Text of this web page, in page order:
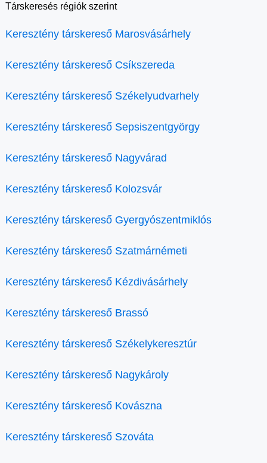
Társkeresés régiók szerint
Keresztény társkereső Marosvásárhely
Keresztény társkereső Csíkszereda
Keresztény társkereső Székelyudvarhely
Keresztény társkereső Sepsiszentgyörgy
Keresztény társkereső Nagyvárad
Keresztény társkereső Kolozsvár
Keresztény társkereső Gyergyószentmiklós
Keresztény társkereső Szatmárnémeti
Keresztény társkereső Kézdivásárhely
Keresztény társkereső Brassó
Keresztény társkereső Székelykeresztúr
Keresztény társkereső Nagykároly
Keresztény társkereső Kovászna
Keresztény társkereső Szováta